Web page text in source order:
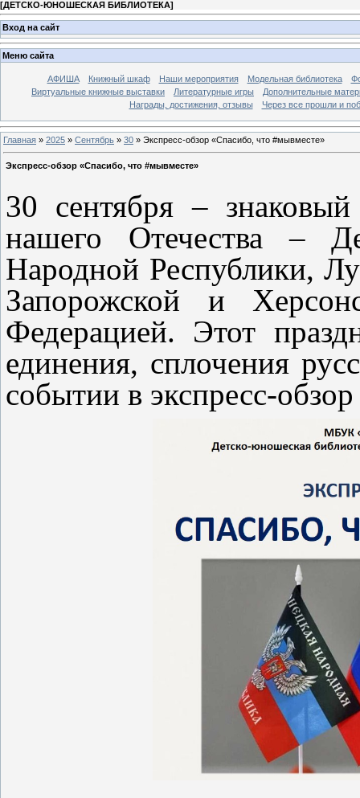
[ДЕТСКО-ЮНОШЕСКАЯ БИБЛИОТЕКА]
Вход на сайт
Меню сайта
АФИША Книжный шкаф Наши мероприятия Модельная библиотека
Виртуальные книжные выставки
Литературные игры
Дополнительные
Награды, достижения, отзывы
Через все прошли и
Главная » 2025 » Сентябрь » 30 » Экспресс-обзор «Спасибо, что #мывместе»
Экспресс-обзор «Спасибо, что #мывместе»
30 сентября –
нашего Отечества –
Народной Республики,
Запорожской и
Федерацией. Этот
единения, сплочения
событии в экспресс-